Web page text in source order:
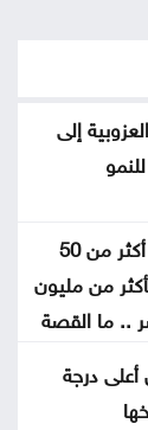
المواصفات والمقاييس: 25% من
مقلدة
قتلى
بالرد
وتعطيل
الحصار
إلى
سيارة عمرها أكثر من 50
من مليون
.. ما القصة
درجة